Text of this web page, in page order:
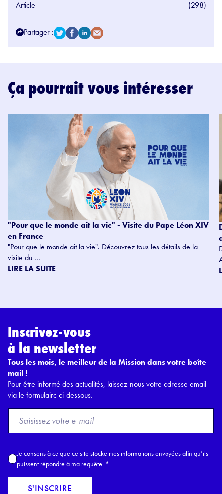
Article (298)
Partager :
Ça pourrait vous intéresser
"Pour que le monde ait la vie" - Visite du Pape Léon XIV
en France
"Pour que le monde ait la vie". Découvrez tous les détails de la
visite du ...
LIRE LA SUITE
Inscrivez-vous
à la newsletter
Tous les mois, le meilleur de la Mission dans votre boîte
mail !
Pour être informé des actualités, laissez-nous votre adresse email
via le formulaire ci-dessous.
o
E
m
a
A
c
c
Je consens à ce que ce site stocke mes informations envoyées afin qu’ils
puissent répondre à ma requête. *
S'INSCRIRE